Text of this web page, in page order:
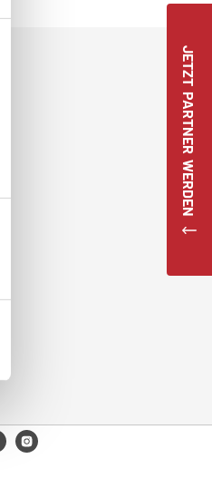
JETZT PARTNER WERDEN